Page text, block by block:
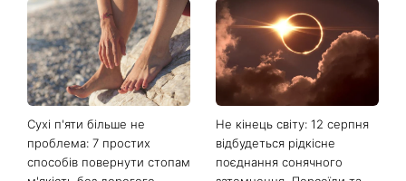
Від повітряного боба до
абрикосової міді: 5 трендів
волосся літа 2026, які
освіжать ваш образ
Торт заввишки понад метр і
несподівана пропозиція:
стало відомо, хто став
другим тренером Голосу
країни